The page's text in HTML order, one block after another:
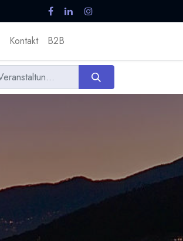
Kontakt B2B